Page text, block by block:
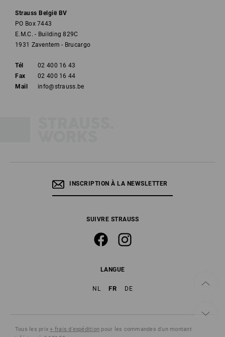
Strauss België BV
PO Box 7443
E.M.C. - Building 829C
1931 Zaventem - Brucargo
Tél
02 400 16 43
Fax
02 400 16 44
Mail
info@strauss.be
INSCRIPTION À LA NEWSLETTER
SUIVRE STRAUSS
LANGUE
NL FR DE
Tous les prix+ frais d'expédition pour les commandes d'un montant